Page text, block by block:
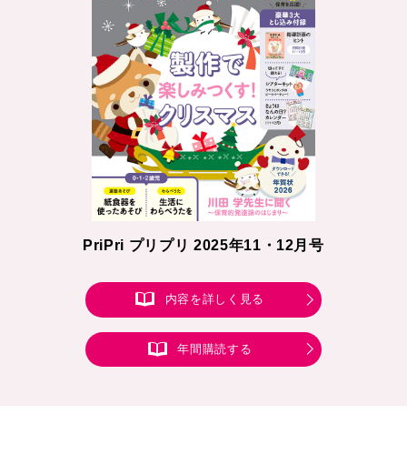
PriPri プリプリ 2025年11・12月号
内容を詳しく見る
年間購読する